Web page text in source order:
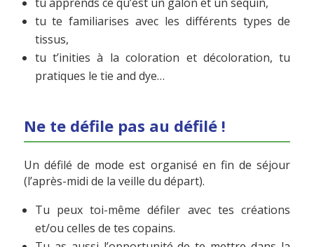
tu te familiarises avec les différents types de
tissus,
tu t’inities à la coloration et décoloration, tu
pratiques le tie and dye…
Ne te défile pas au défilé !
Un défilé de mode est organisé en fin de séjour
(l’après-midi de la veille du départ).
Tu peux toi-même défiler avec tes créations
et/ou celles de tes copains.